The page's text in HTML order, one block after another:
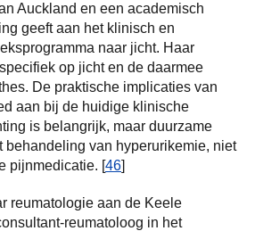
Auckland en een academisch
geeft aan het klinisch en
naar jicht. Haar
op jicht en de daarmee
De praktische implicaties van
aan bij de huidige klinische
is belangrijk, maar duurzame
behandeling van hyperurikemie, niet
pijnmedicatie. [46]
reumatologie aan de Keele
reumatoloog in het